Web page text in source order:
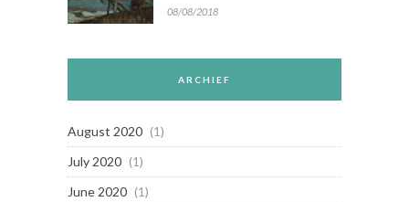
08/08/2018
ARCHIEF
August 2020 (1)
July 2020 (1)
June 2020 (1)